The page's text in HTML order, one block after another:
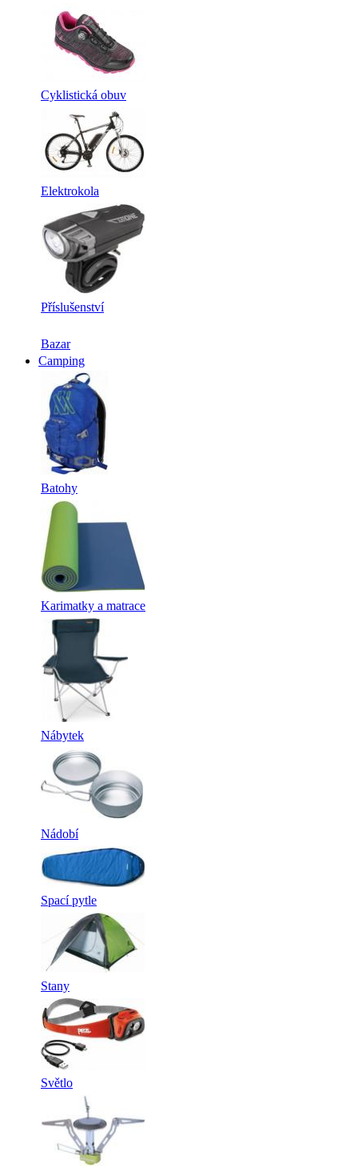
Cyklistická obuv
Elektrokola
Příslušenství
Bazar
Camping
Batohy
Karimatky a matrace
Nábytek
Nádobí
Spací pytle
Stany
Světlo